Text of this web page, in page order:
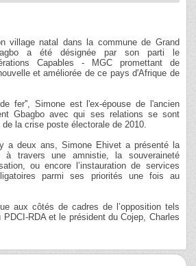
village natal dans la commune de Grand
a été désignée par son parti le
Capables - MGC promettant de
et améliorée de ce pays d'Afrique de
fer'', Simone est l'ex-épouse de l'ancien
Gbagbo avec qui ses relations se sont
la crise poste électorale de 2010.
a deux ans, Simone Ehivet a présenté la
à travers une amnistie, la souveraineté
ou encore l’instauration de services
parmi ses priorités une fois au
aux côtés de cadres de l’opposition tels
RDA et le président du Cojep, Charles